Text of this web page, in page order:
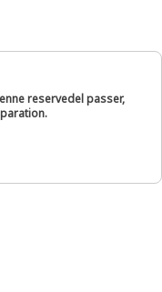
reservedel passer,